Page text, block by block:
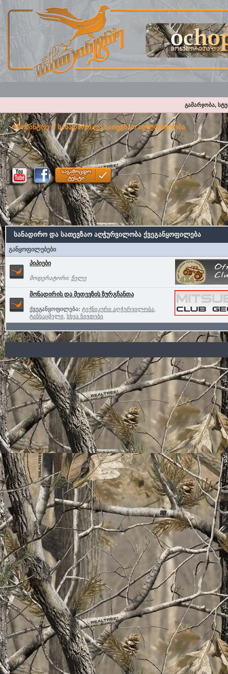
გამარჯობა,
ოჩოპინტრე>სანადირო და სათევზაო აღჭურვილობა
სანადირო და სათევზაო აღჭურვილობა ქვეგანყოფილება
განყოფილებები
პიპიები
მოდერატორი: ჩელე
მონადირის და მეთევზის ზურგჩანთა
ქვეგანყოფილება: ტექნიკური აღჭურვილობა
ტანსაცმელი სხვა ნივთები